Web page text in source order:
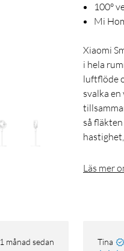
100°
Mi
Xiaomi
i hela
luftflöde
svalka
så
Läs mer
1 månad sedan Tina